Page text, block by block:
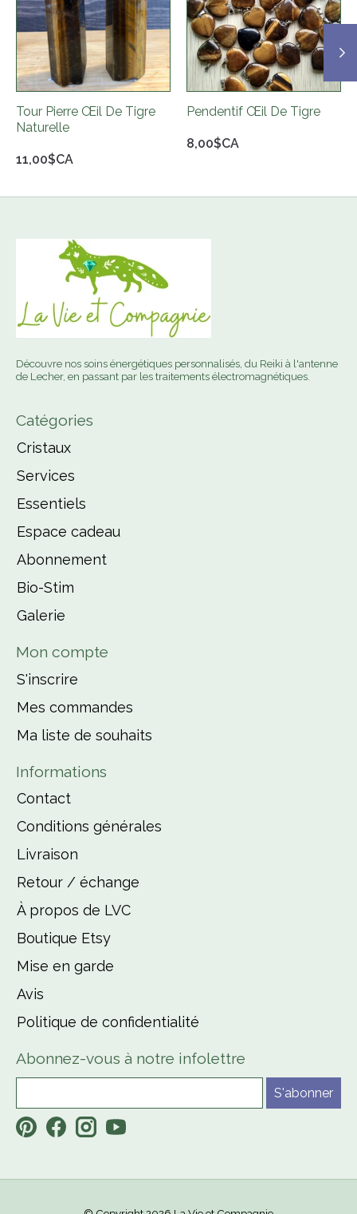
11,00$CA
Tour Pierre Œil De Tigre
Naturelle
8,00$CA
Pendentif Œil De Tigre
Découvre nos soins énergétiques personnalisés, du Reiki à l'antenne
de Lecher, en passant par les traitements électromagnétiques.
Catégories
Cristaux
Services
Essentiels
Espace cadeau
Abonnement
Bio-Stim
Galerie
Mon compte
S'inscrire
Mes commandes
Ma liste de souhaits
Informations
Contact
Conditions générales
Livraison
Retour / échange
À propos de LVC
Boutique Etsy
Mise en garde
Avis
Politique de confidentialité
Abonnez-vous à notre infolettre
S'abonner